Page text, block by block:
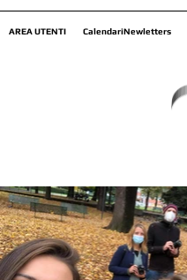
AREA UTENTI CalendariNewletters